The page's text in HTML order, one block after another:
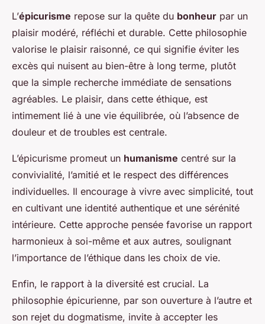
L’épicurisme repose sur la quête du bonheur par un
plaisir modéré, réfléchi et durable. Cette philosophie
valorise le plaisir raisonné, ce qui signifie éviter les
excès qui nuisent au bien-être à long terme, plutôt
que la simple recherche immédiate de sensations
agréables. Le plaisir, dans cette éthique, est
intimement lié à une vie équilibrée, où l’absence de
douleur et de troubles est centrale.
L’épicurisme promeut un humanisme centré sur la
convivialité, l’amitié et le respect des différences
individuelles. Il encourage à vivre avec simplicité, tout
en cultivant une identité authentique et une sérénité
intérieure. Cette approche pensée favorise un rapport
harmonieux à soi-même et aux autres, soulignant
l’importance de l’éthique dans les choix de vie.
Enfin, le rapport à la diversité est crucial. La
philosophie épicurienne, par son ouverture à l’autre et
son rejet du dogmatisme, invite à accepter les